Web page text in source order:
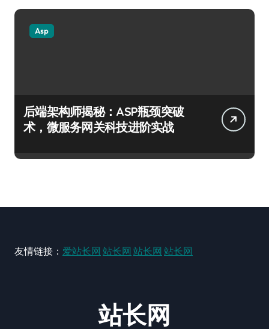
Asp
后端架构师揭秘：ASP瓶颈突破
术，微服务网关科技进阶实战
友情链接： 爱站长网 站长网 站长网 站长网
站长网